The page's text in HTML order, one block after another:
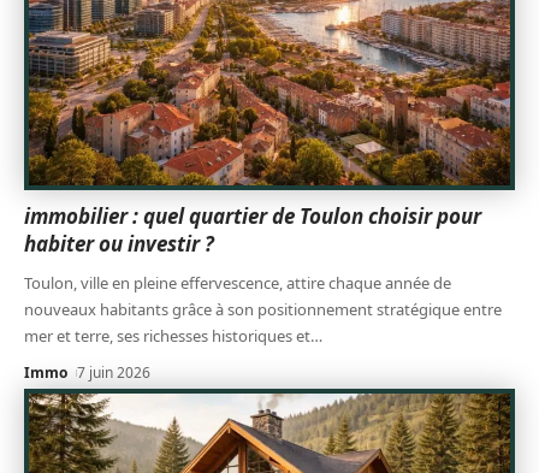
immobilier : quel quartier de Toulon choisir pour
habiter ou investir ?
Toulon, ville en pleine effervescence, attire chaque année de
nouveaux habitants grâce à son positionnement stratégique entre
mer et terre, ses richesses historiques et…
Immo 7 juin 2026